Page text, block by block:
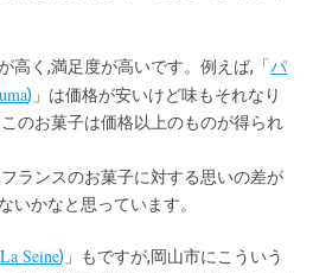
高く,満足度が高いです。例えば,「パ
) 」は価格が安いけど味もそれなり
のお菓子は価格以上のものが得られ
ランスのお菓子に対する思いの差が
いかなと思っています。
Seine) 」もですが,岡山市にこういう